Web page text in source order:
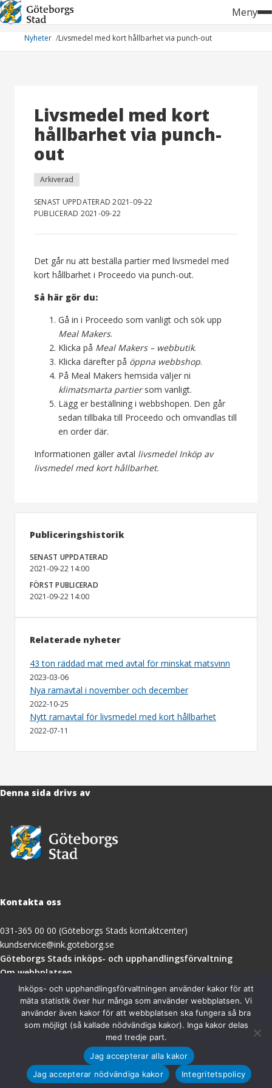
Hoppa
till
innehåll
Meny
Nyheter Livsmedel med kort hållbarhet via punch-out
Livsmedel med kort
hållbarhet via punch-
out
Arkiverad
SENAST UPPDATERAD 2021-09-22
PUBLICERAD 2021-09-22
Det går nu att beställa partier med livsmedel med
kort hållbarhet i Proceedo via punch-out.
Så här gör du:
Gå in i Proceedo som vanligt och sök upp
Meal Makers.
Klicka på Meal Makers – webbutik.
Klicka därefter på öppna webbshop.
På Meal Makers hemsida väljer ni
klimatsmarta partiersom vanligt.
Lägg er beställning i webbshopen. Den går
sedan tillbaka till Proceedo och omvandlas till
en order där.
Informationen gäller avtal livsmedel Inköp av
livsmedel med kort hållbarhet.
Publiceringshistorik
SENAST UPPDATERAD
2021-09-22 14:00
FÖRST PUBLICERAD
2021-09-22 14:00
Relaterade nyheter
43 ton räddad mat med avtal för minskat matsvinn
2023-03-06
Nya ramavtal i november och december
2022-10-25
Nytt ramavtal för livsmedel med kort hållbarhet
2022-07-11
Denna sida drivs av
Kontakta oss
031-365 00 00 (Göteborgs Stads kontaktcenter)
kundservice@ink.goteborg.se
Göteborgs Stads inköps- och upphandlingsförvaltning(öppnas
nytt
fönster)
Om webbplatsen
Tillgänglighetsredogörelse
Besöksadress
Göteborgs Stads inköps- och upphandlingsförvaltning
411 18 Göteborg
Organisationsnummer: 212000-1355
Inköps- och upphandlingsförvaltningen använder kakor för att
mäta statistik över hur många som använder webbplatsen. Vi
använder även kakor för att webbplatsen ska fungera så bra
som möjligt (så kallade nödvändiga kakor). Inga kakor delas
med tredje part.
Jag accepterar alla kakor
Jag accepterar nödvändiga kakor
Integritetspolicy